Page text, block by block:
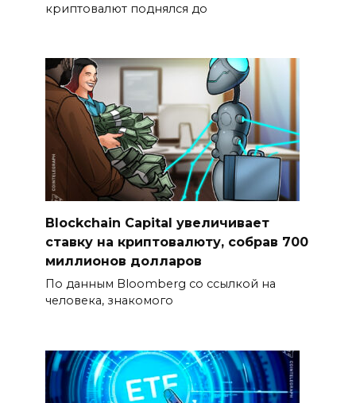
криптовалют поднялся до
Blockchain Capital увеличивает
ставку на криптовалюту, собрав 700
миллионов долларов
По данным Bloomberg со ссылкой на
человека, знакомого